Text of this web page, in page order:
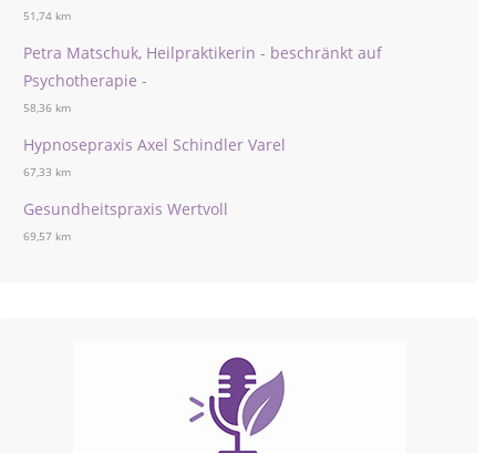
51,74 km
Petra Matschuk, Heilpraktikerin - beschränkt auf
Psychotherapie -
58,36 km
Hypnosepraxis Axel Schindler Varel
67,33 km
Gesundheitspraxis Wertvoll
69,57 km